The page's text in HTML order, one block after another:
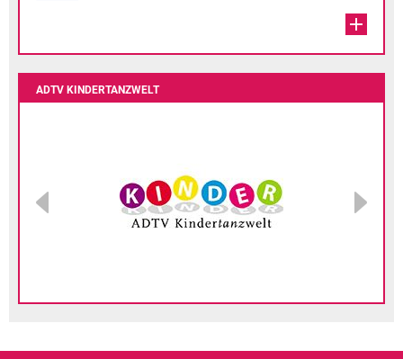
ADTV KINDERTANZWELT